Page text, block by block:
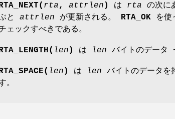
RTA_NEXT( rta , attrlen ) は rta の次に
と attrlen が更新される。 RTA_OK を使
ェックすべきである。
RTA_LENGTH( len ) は len バイトのデータ
RTA_SPACE( len ) は len バイトのデータを
。